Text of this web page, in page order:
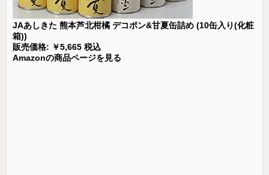
JAあしきた 熊本芦北柑橘 デコポン&甘夏缶詰め (10缶入り(化粧
箱))
販売価格: ￥5,665 税込
Amazonの商品ページを見る